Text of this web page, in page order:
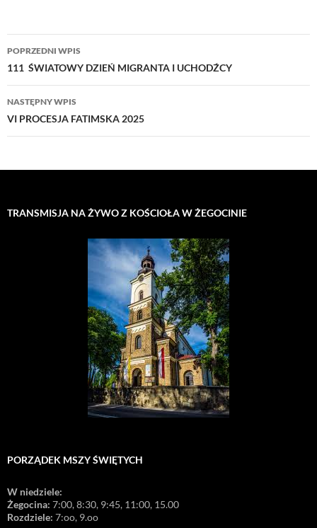
Nawigacja
wpisu
POPRZEDNI WPIS
111 ŚWIATOWY DZIEŃ MIGRANTA I UCHODŹCY
NASTĘPNY WPIS
VI PROCESJA FATIMSKA 2025
TRANSMISJA NA ŻYWO Z KOŚCIOŁA W ŻEGOCINIE
PORZĄDEK MSZY ŚWIĘTYCH
W niedziele:
Żegocina: 7:00, 8:30, 9:45, 11:00, 15.00
Rozdziele: 7:oo, 9.oo